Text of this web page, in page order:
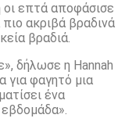
επτά αποφάσισε
ακριβά βραδινά
βραδιά.
δήλωσε η Hannah
για φαγητό μια
ένα